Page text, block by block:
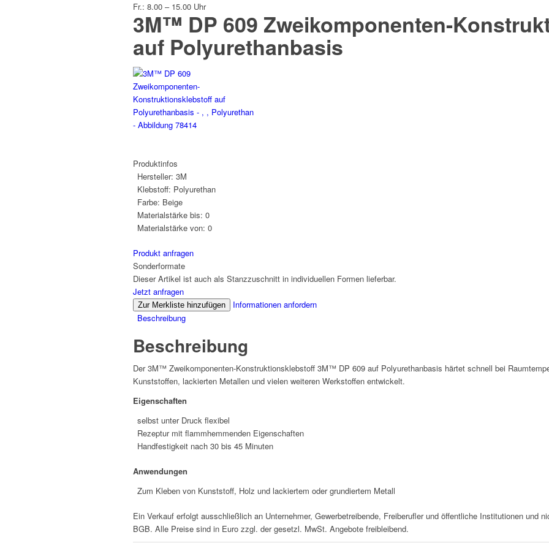
Fr.: 8.00 – 15.00 Uhr
3M™ DP 609 Zweikomponenten-
auf Polyurethanbasis
Produktinfos
Hersteller: 3M
Klebstoff: Polyurethan
Farbe: Beige
Materialstärke bis: 0
Materialstärke von: 0
Produkt anfragen
Sonderformate
Dieser Artikel ist auch als Stanzzuschnitt in individuellen Formen lieferbar.
Jetzt anfragen
Zur Merkliste hinzufügen
Informationen anfordern
Beschreibung
Beschreibung
Der 3M™ Zweikomponenten-Konstruktionsklebstoff 3M™ DP 609 auf Polyurethanbasis härtet schnell bei
Kunststoffen, lackierten Metallen und vielen weiteren Werkstoffen entwickelt.
Eigenschaften
selbst unter Druck flexibel
Rezeptur mit flammhemmenden Eigenschaften
Handfestigkeit nach 30 bis 45 Minuten
Anwendungen
Zum Kleben von Kunststoff, Holz und lackiertem oder grundiertem Metall
Ein Verkauf erfolgt ausschließlich an Unternehmer, Gewerbetreibende, Freiberufler und öffentliche Institutionen und
BGB. Alle Preise sind in Euro zzgl. der gesetzl. MwSt. Angebote freibleibend.